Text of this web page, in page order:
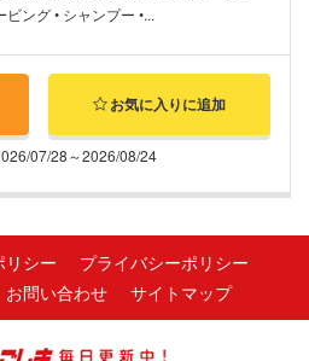
ビング • シャンプー •...
お気に入りに追加
07/28～2026/08/24
リシー
プライバシーポリシー
お問い合わせ サイトマップ